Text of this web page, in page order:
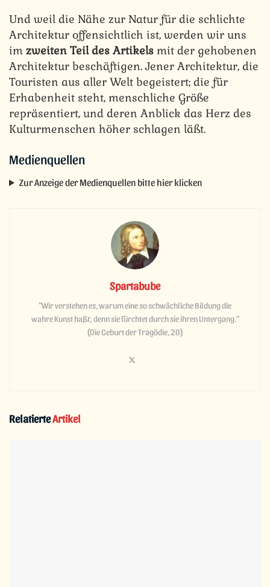
Und weil die Nähe zur Natur für die schlichte
Architektur offensichtlich ist, werden wir uns
im zweiten Teil des Artikels mit der gehobenen
Architektur beschäftigen. Jener Architektur, die
Touristen aus aller Welt begeistert; die für
Erhabenheit steht, menschliche Größe
repräsentiert, und deren Anblick das Herz des
Kulturmenschen höher schlagen läßt.
Medienquellen
Zur Anzeige der Medienquellen bitte hier klicken
Spartabube
"Wir verstehen es, warum eine so schwächliche Bildung die
wahre Kunst haßt; denn sie fürchtet durch sie ihren Untergang."
(Die Geburt der Tragödie, 20)
RelatierteArtikel